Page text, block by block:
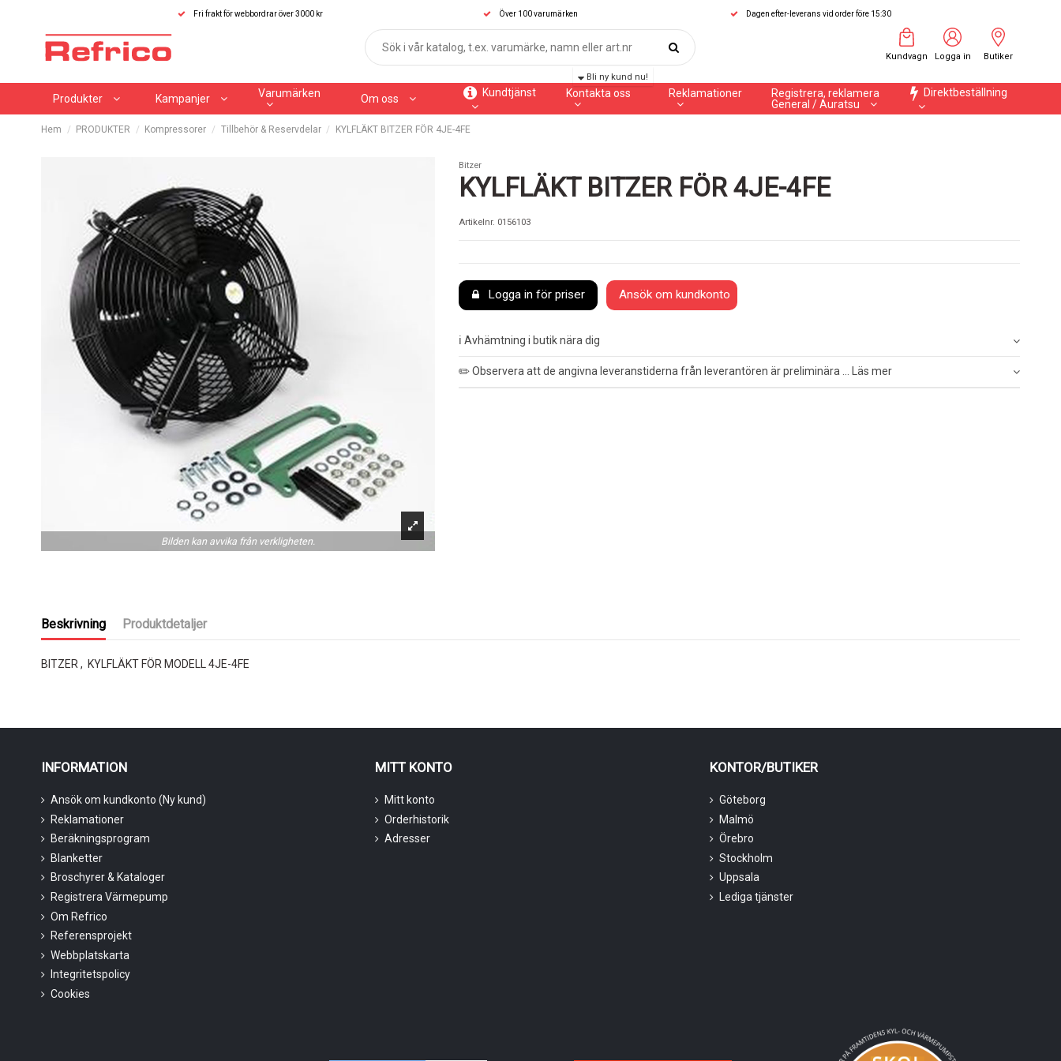
Fri frakt för webbordrar över 3000 kr Över 100 varumärken Dagen efter-leverans vid order före 15:30
Kundvagn Logga in Butiker
Produkter Kampanjer Varumärken Om oss
Kundtjänst Kontakta oss
Bli ny kund nu!
Reklamationer
Registrera, reklamera
General / Auratsu
Direktbeställning
Hem PRODUKTER Kompressorer Tillbehör & Reservdelar KYLFLÄKT BITZER FÖR 4JE-4FE
Bilden kan avvika från verkligheten.
Bitzer
KYLFLÄKT BITZER FÖR 4JE-4FE
Artikelnr. 0156103
Logga in för priser Ansök om kundkonto
ℹ️ Avhämtning i butik nära dig
✏️ Observera att de angivna leveranstiderna från leverantören är preliminära ... Läs mer
Beskrivning Produktdetaljer
BITZER , KYLFLÄKT FÖR MODELL 4JE-4FE
INFORMATION
Ansök om kundkonto (Ny kund)
Reklamationer
Beräkningsprogram
Blanketter
Broschyrer & Kataloger
Registrera Värmepump
Om Refrico
Referensprojekt
Webbplatskarta
Integritetspolicy
Cookies
MITT KONTO
Mitt konto
Orderhistorik
Adresser
KONTOR/BUTIKER
Göteborg
Malmö
Örebro
Stockholm
Uppsala
Lediga tjänster